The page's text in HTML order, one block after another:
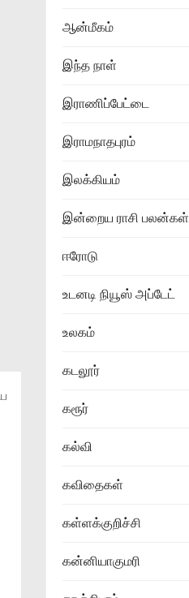
ஆன்மீகம்
இந்த நாள்
இராணிப்பேட்டை
இராமநாதபுரம்
இலக்கியம்
இன்றைய ராசி பலன்கள்
ஈரோடு
உடனடி நியூஸ் அப்டேட்
உலகம்
கடலூர்
கரூர்
கல்வி
கவிதைகள்
கள்ளக்குறிச்சி
கன்னியாகுமரி